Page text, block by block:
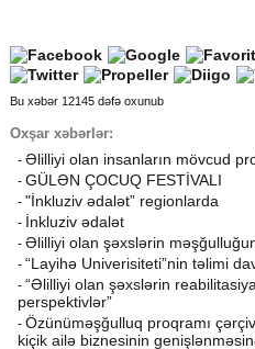
Bu xəbər 12145 dəfə oxunub
Oxşar xəbərlər:
- Əlilliyi olan insanların mövcud
- GÜLƏN ÇOCUQ FESTİVALI
- "İnkluziv ədalət” regionlarda
- İnkluziv ədalət
- Əlilliyi olan şəxslərin
- “Layihə Univerisiteti”nin təlimi
- “Əlilliyi olan şəxslərin
perspektivlər”
- Özünüməşğulluq proqramı
kiçik ailə biznesinin